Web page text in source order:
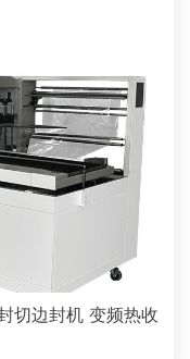
切边封机 变频热收